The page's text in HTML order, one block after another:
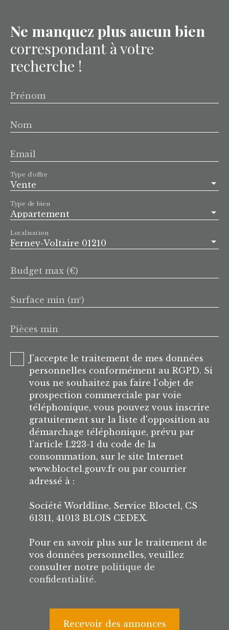
Ne manquez plus aucun bien
correspondant à votre
recherche !
Prénom
Nom
Email
Vente
Type d'offre
Appartement
Type de bien
Ferney-Voltaire 01210
Localisation
Budget max (€)
Surface min (m²)
Pièces min
J'accepte le traitement de mes données
personnelles conformément au RGPD. Si
vous ne souhaitez pas faire l'objet de
prospection commerciale par voie
téléphonique, vous pouvez vous inscrire
gratuitement sur la liste d'opposition au
démarchage téléphonique, prévu par
l'article L223-1 du code de la
consommation, sur le site Internet
www.bloctel.gouv.fr ou par courrier
adressé à :
Société Worldline, Service Bloctel, CS
61311, 41013 BLOIS CEDEX.
Pour en savoir plus sur le traitement de
vos données personnelles, veuillez
consulter notre politique de
confidentialité.
Recevoir des annonces